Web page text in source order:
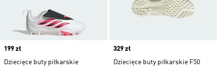
Price
199 zł
Dziecięce buty piłkarskie
Price
329 zł
Dziecięce buty piłkarskie F50